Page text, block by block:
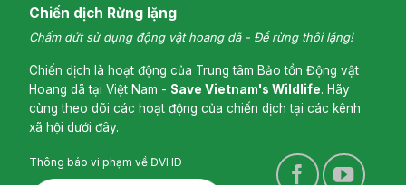
Chiến dịch Rừng lặng
Chấm dứt sử dụng động vật hoang dã - Để rừng thôi lặng!
Chiến dịch là hoạt động của Trung tâm Bảo tồn Động vật
Hoang dã tại Việt Nam - Save Vietnam's Wildlife. Hãy
cùng theo dõi các hoạt động của chiến dịch tại các kênh
xã hội dưới đây.
Thông báo vi phạm về ĐVHD